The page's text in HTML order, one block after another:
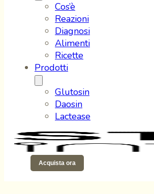
Cos’è
Reazioni
Diagnosi
Alimenti
Ricette
Prodotti
Glutosin
Daosin
Lactease
Acquista ora